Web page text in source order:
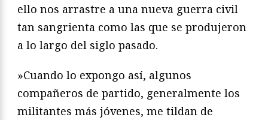
ello nos arrastre a una nueva guerra civil
tan sangrienta como las que se produjeron
a lo largo del siglo pasado.
»Cuando lo expongo así, algunos
compañeros de partido, generalmente los
militantes más jóvenes, me tildan de